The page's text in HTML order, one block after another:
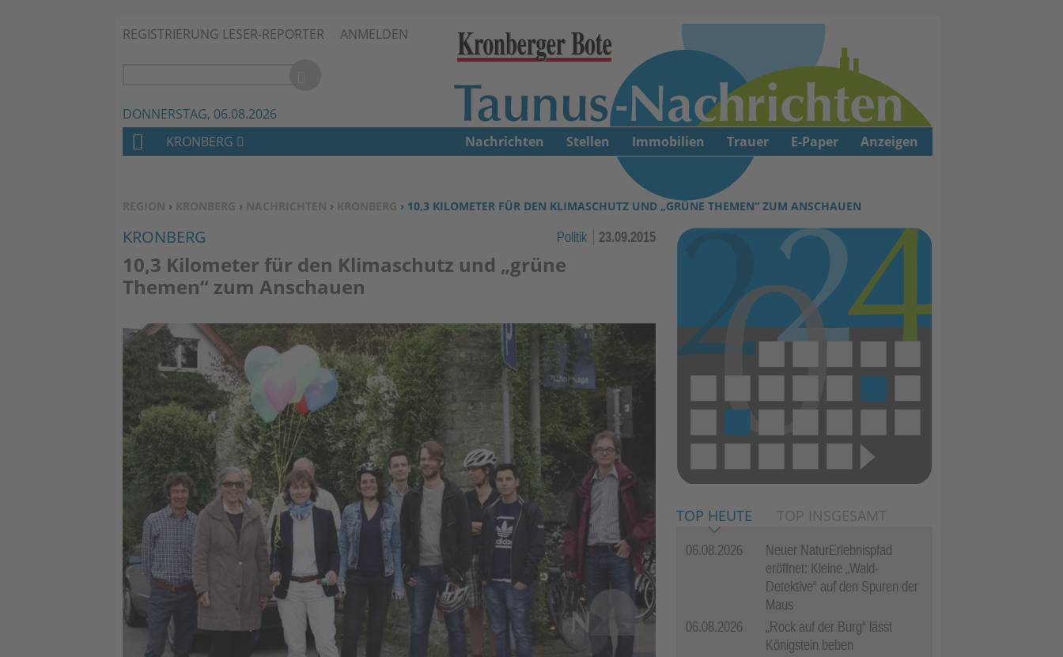
REGISTRIERUNG LESER-REPORTER ANMELDEN
DONNERSTAG, 06.08.2026
SIE BEFINDEN SICH HIER:
REGION › KRONBERG › NACHRICHTEN › KRONBERG › 10,3 KILOMETER FÜR DEN KLIMASCHUTZ UND „GRÜNE THEMEN“ ZUM ANSCHAUEN
KRONBERG Politik 23.09.2015
10,3 Kilometer für den Klimaschutz und „grüne
Themen“ zum Anschauen
TOP HEUTE TOP INSGESAMT
06.08.2026
Neuer NaturErlebnispfad
eröffnet: Kleine „Wald-
Detektive“ auf den Spuren der
Maus
06.08.2026
„Rock auf der Burg“ lässt
Königstein beben
H
M
E
KRONBERG Nachrichten Stellen Immobilien Trauer E-Paper Anzeigen